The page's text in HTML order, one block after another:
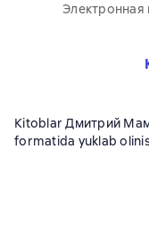
Электронная
Kitoblar Дмитрий
formatida yuklab